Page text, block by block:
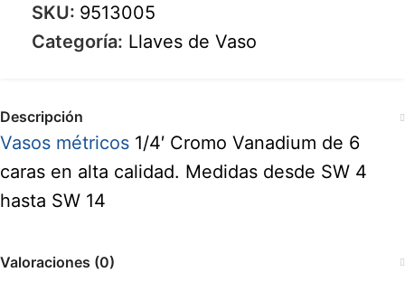
SKU: 9513005
Categoría: Llaves de Vaso
Descripción
Vasos métricos 1/4′ Cromo Vanadium de 6
caras en alta calidad. Medidas desde SW 4
hasta SW 14
Valoraciones (0)